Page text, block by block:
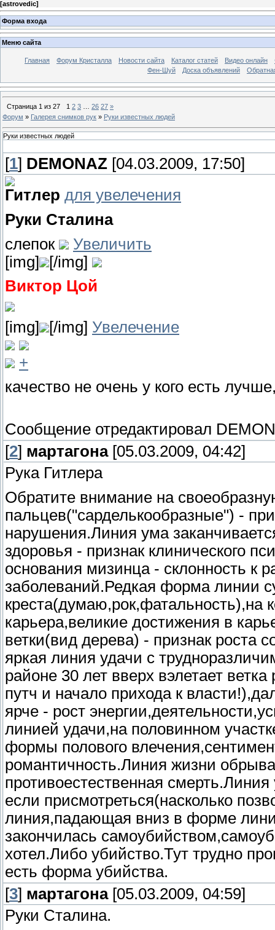
[astrovedic]
Форма входа
Меню сайта
Главная Форум Кристалла Новости сайта Каталог статей Видео онлайн
Фен-Шуй
Доска объявлений
Страница 1 из 27 1 2 3 26 27 »
Форум » Галерея снимков рук » Руки известных людей
Руки известных людей
[1] DEMONAZ [04.03.2009, 17:50]
Гитлер для увелечения
Руки Сталина
слепок
Увеличить
[img]
[/img]
Виктор Цой
[img] [/img] Увелечение
+
качество не очень у кого есть
Сообщение отредактировал
[2] мартагона[05.03.2009, 04:42]
Рука Гитлера
Обратите внимание на
пальцев("сарделькообразные") -
нарушения.Линия ума
здоровья - признак клинического
основания мизинца - склонность к
заболеваний.Редкая форма линии
креста(думаю,рок,фатальность),на
карьера,великие достижения в
ветки(вид дерева) - признак роста
яркая линия удачи с
районе 30 лет вверх вэлетает
путч и начало прихода к
ярче - рост
линией удачи,на половинном
формы полового
романтичность.Линия жизни
противоестественная
если присмотреться(насколько
линия,падающая вниз в форме
закончилась
хотел.Либо убийство.Тут трудно
есть форма убийства.
[3] мартагона[05.03.2009, 04:59]
Руки Сталина.